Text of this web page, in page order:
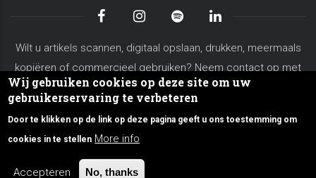
Wilt u artikels scannen, digitaal opslaan, drukken, meermaals
kopiëren of commercieel gebruiken? Neem contact op met
koen.vanderschaeghe@viw.be
Algemene voorwaarden Privacy Policy
Site Map
Over VIW
© Copyright viw.be 2026. All Rights Reserved.
Wij gebruiken cookies op deze site om uw
gebruikerservaring te verbeteren
Door te klikken op de link op deze pagina geeft u ons toestemming om
cookies in te stellen More info
Accepteren No, thanks